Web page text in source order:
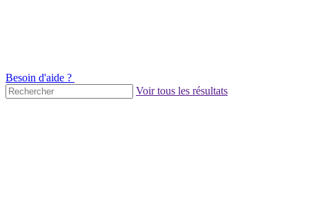
Besoin d'aide ?
Voir tous les résultats